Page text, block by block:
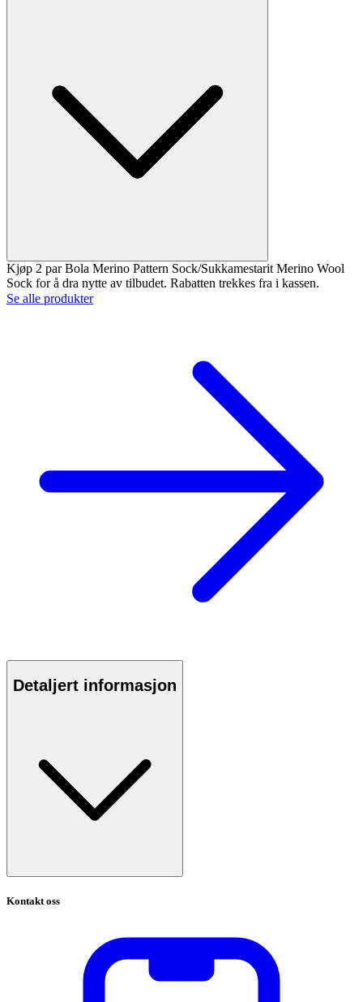
Kjøp 2 par Bola Merino Pattern Sock/Sukkamestarit Merino Wool
Sock for å dra nytte av tilbudet. Rabatten trekkes fra i kassen.
Se alle produkter
Detaljert informasjon
Kontakt oss